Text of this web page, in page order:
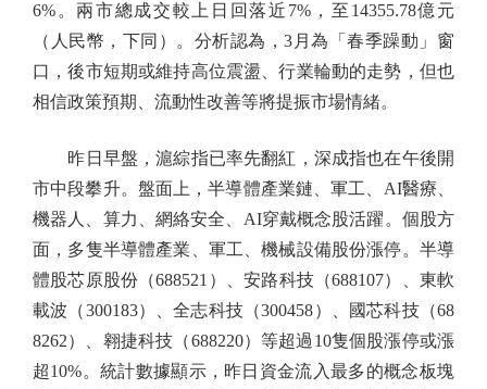
6%。兩市總成交較上日回落近7%，至14355.78億元
（人民幣，下同）。分析認為，3月為「春季躁動」窗
口，後市短期或維持高位震盪、行業輪動的走勢，但也
相信政策預期、流動性改善等將提振市場情緒。
昨日早盤，滬綜指已率先翻紅，深成指也在午後開
市中段攀升。盤面上，半導體產業鏈、軍工、AI醫療、
機器人、算力、網絡安全、AI穿戴概念股活躍。個股方
面，多隻半導體產業、軍工、機械設備股份漲停。半導
體股芯原股份（688521）、安路科技（688107）、東軟
載波（300183）、全志科技（300458）、國芯科技（68
8262）、翱捷科技（688220）等超過10隻個股漲停或漲
超10%。統計數據顯示，昨日資金流入最多的概念板塊